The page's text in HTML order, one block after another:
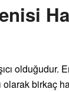
olarak birkaç